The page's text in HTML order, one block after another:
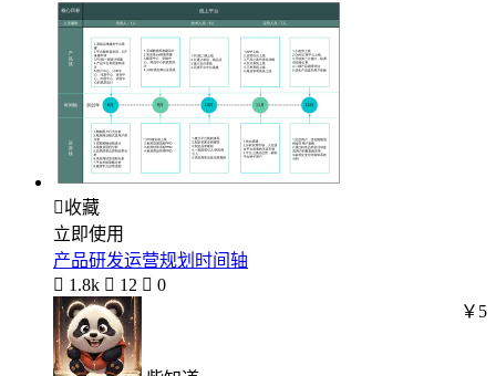
收藏
立即使用
产品研发运营规划时间轴
 1.8k  12  0
￥5